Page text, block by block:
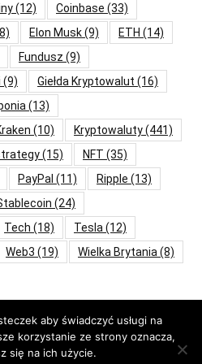
(12) Coinbase (33)
Elon Musk(9) ETH (14)
Fundusz (9)
(9) Giełda Kryptowalut (16)
(13)
(10) Kryptowaluty(441)
(15) NFT (35)
PayPal (11) Ripple (13)
(24)
Tech (18) Tesla (12)
Web3 (19) Wielka Brytania (8)
aby świadczyć usługi na
korzystanie ze strony oznacza,
się na ich użycie.